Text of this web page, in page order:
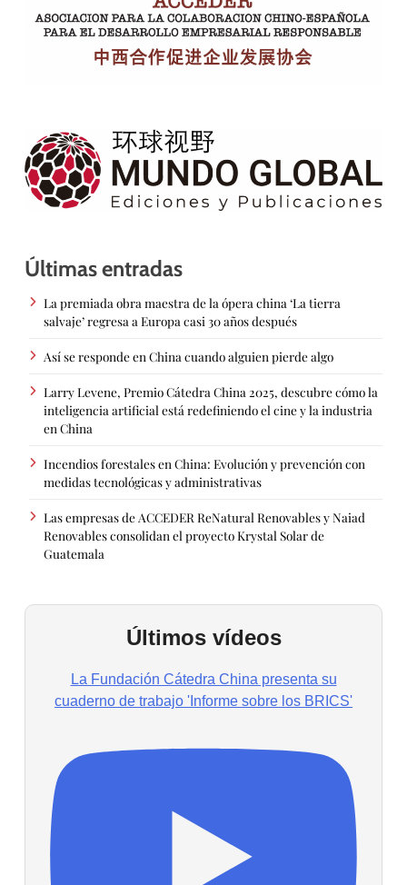
Últimas entradas
La premiada obra maestra de la ópera china ‘La tierra
salvaje’ regresa a Europa casi 30 años después
Así se responde en China cuando alguien pierde algo
Larry Levene, Premio Cátedra China 2025, descubre cómo la
inteligencia artificial está redefiniendo el cine y la industria
en China
Incendios forestales en China: Evolución y prevención con
medidas tecnológicas y administrativas
Las empresas de ACCEDER ReNatural Renovables y Naiad
Renovables consolidan el proyecto Krystal Solar de
Guatemala
Últimos vídeos
La Fundación Cátedra China presenta su
cuaderno de trabajo 'Informe sobre los BRICS'